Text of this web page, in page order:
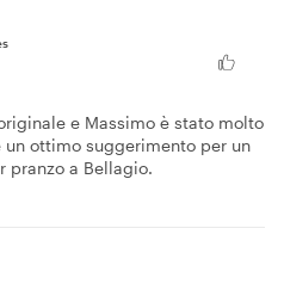
e Massimo è stato molto
ottimo suggerimento per un
pranzo a Bellagio.